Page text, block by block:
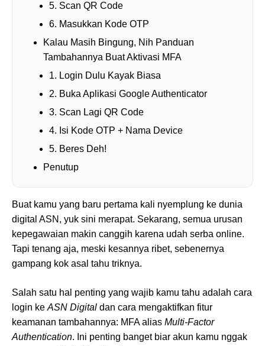
5. Scan QR Code
6. Masukkan Kode OTP
Kalau Masih Bingung, Nih Panduan
Tambahannya Buat Aktivasi MFA
1. Login Dulu Kayak Biasa
2. Buka Aplikasi Google Authenticator
3. Scan Lagi QR Code
4. Isi Kode OTP + Nama Device
5. Beres Deh!
Penutup
Buat kamu yang baru pertama kali nyemplung ke dunia
digital ASN, yuk sini merapat. Sekarang, semua urusan
kepegawaian makin canggih karena udah serba online.
Tapi tenang aja, meski kesannya ribet, sebenernya
gampang kok asal tahu triknya.
Salah satu hal penting yang wajib kamu tahu adalah cara
login keASN Digital dan cara mengaktifkan fitur
keamanan tambahannya: MFA alias Multi-Factor
Authentication. Ini penting banget biar akun kamu nggak